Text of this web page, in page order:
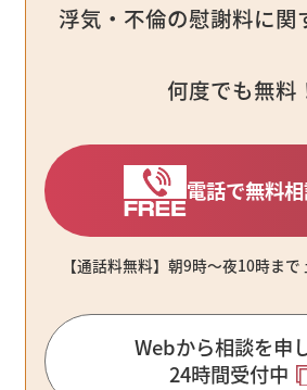
浮気・不倫の慰謝料に関
何度でも無料
電話で無料
【通話料無料】朝9時〜夜10時ま
Webから相談を申
24時間受付中